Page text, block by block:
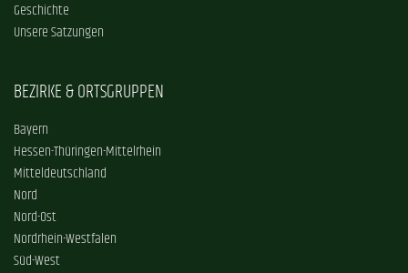
Geschichte
Unsere Satzungen
BEZIRKE & ORTSGRUPPEN
Bayern
Hessen-Thüringen-Mittelrhein
Mitteldeutschland
Nord
Nord-Ost
Nordrhein-Westfalen
Süd-West